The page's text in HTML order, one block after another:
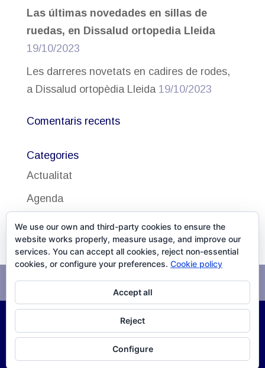
Las últimas novedades en sillas de
ruedas, en Dissalud ortopedia Lleida
19/10/2023
Les darreres novetats en cadires de rodes,
a Dissalud ortopèdia Lleida 19/10/2023
Comentaris recents
Categories
Actualitat
Agenda
Uncategorized
Avís legal Política de cookies
©2026DISSALUD, SLU DesarrolloXPG Servicios
We use our own and third-party cookies to ensure the
website works properly, measure usage, and improve our
services. You can accept all cookies, reject non-essential
cookies, or configure your preferences. Cookie policy
Accept all
Reject
Configure